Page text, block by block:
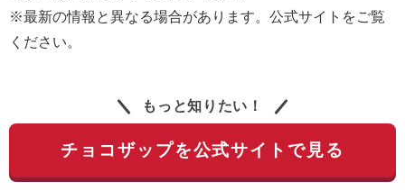
※最新の情報と異なる場合があります。公式サイトをご覧
ください。
もっと知りたい！
チョコザップを公式サイトで見る